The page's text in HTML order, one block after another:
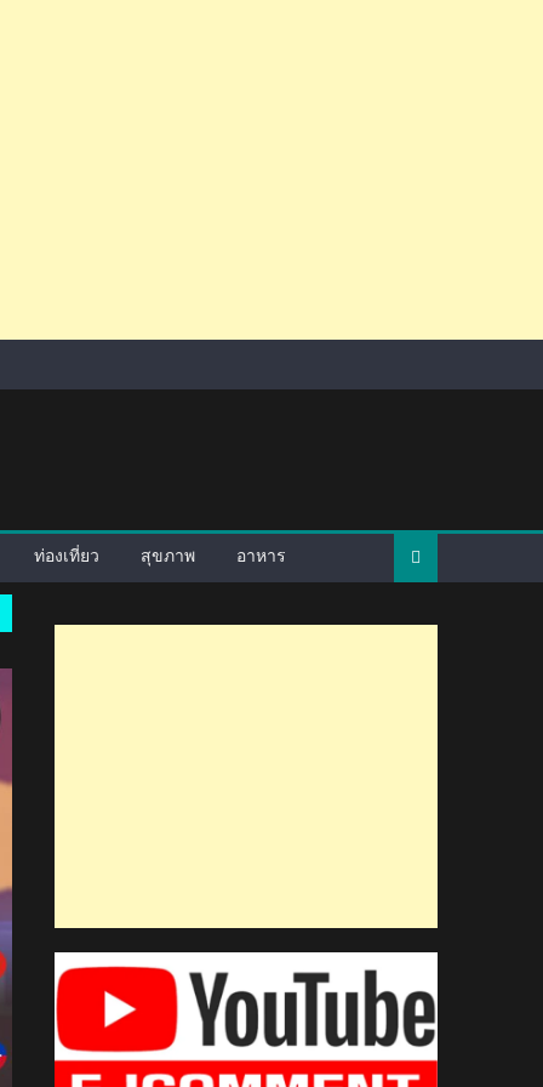
ท่องเที่ยว สุขภาพ อาหาร